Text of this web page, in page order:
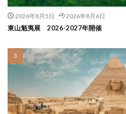
2026年8月5日 2026年8月6日
東山魁夷展 2026-2027年開催